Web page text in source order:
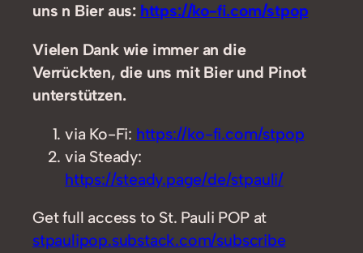
uns n Bier aus: https://ko-fi.com/stpop
Vielen Dank wie immer an die
Verrückten, die uns mit Bier und Pinot
unterstützen.
via Ko-Fi: https://ko-fi.com/stpop
via Steady:
https://steady.page/de/stpauli/
Get full access to St. Pauli POP at
stpaulipop.substack.com/subscribe